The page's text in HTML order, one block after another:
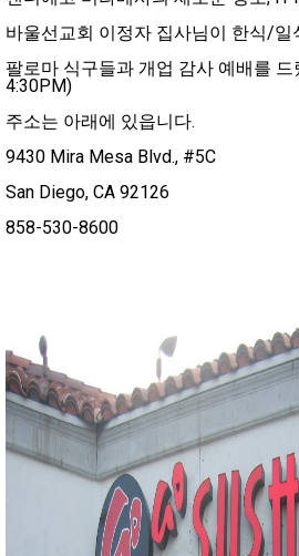
바울선교회 이정자 집사님이 한식/일
팔로마 식구들과 개업 감사 예배를
4:30PM)
주소는 아래에 있읍니다.
9430 Mira Mesa Blvd., #5C
San Diego, CA 92126
858-530-8600